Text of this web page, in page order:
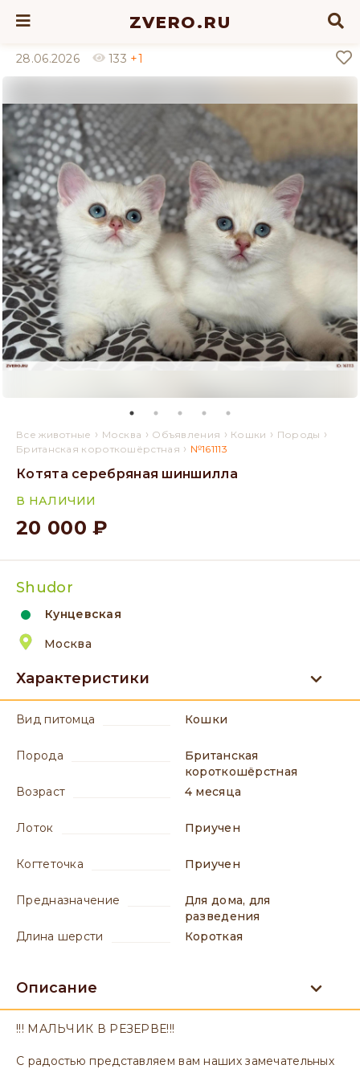
ZVERO.RU
28.06.2026 133 +1
Все животные › Москва › Объявления › Кошки › Породы ›
Британская короткошёрстная › №161113
Котята серебряная шиншилла
В НАЛИЧИИ
20 000 ₽
Shudor
Кунцевская
Москва
Характеристики
вид питомца Кошки
порода
Британская
короткошёрстная
возраст
4 месяца
лоток приучен
когтеточка приучен
предназначение
для дома, для
разведения
длина шерсти
короткая
Описание
!!! МАЛЬЧИК В РЕЗЕРВЕ!!!
С радостью представляем вам наших замечательных